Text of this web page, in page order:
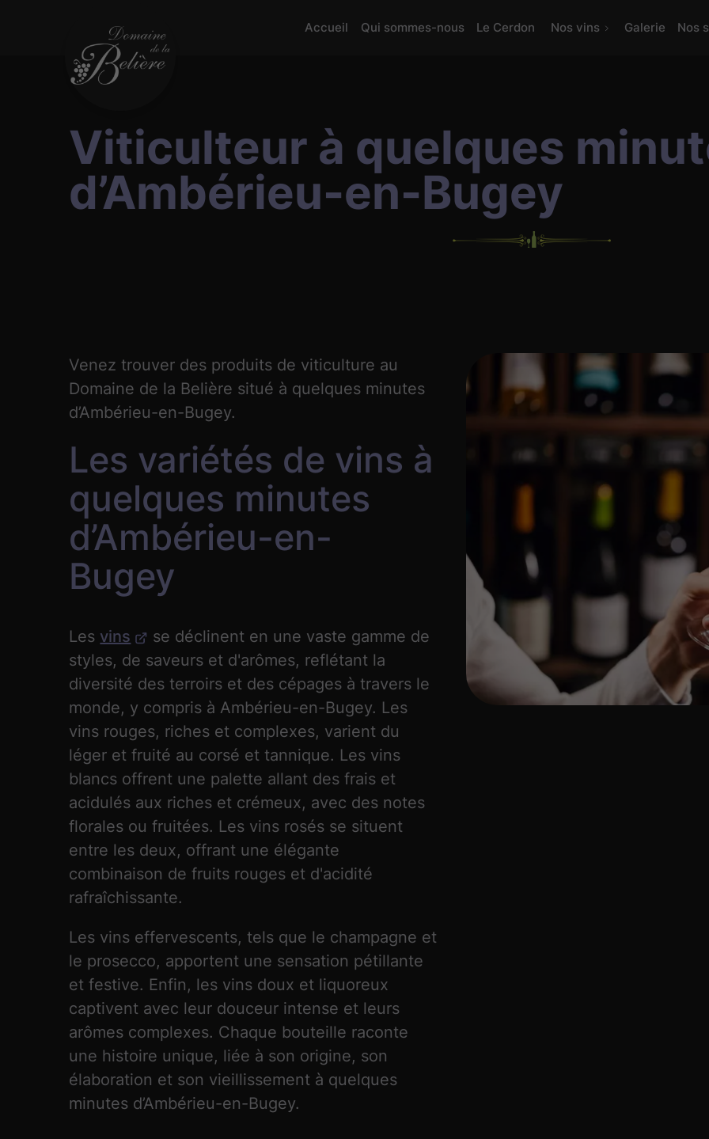
Accueil Qui sommes-nous Le Cerdon Nos vins Galerie Nos
Viticulteur à quelques
d’Ambérieu-en-Bugey
Venez trouver des produits de viticulture au
Domaine de la Belière situé à quelques minutes
d’Ambérieu-en-Bugey.
Les variétés de vins à
quelques minutes
d’Ambérieu-en-
Bugey
Les vins
se déclinent en une vaste gamme de
styles, de saveurs et d'arômes, reflétant la
diversité des terroirs et des cépages à travers le
monde, y compris à Ambérieu-en-Bugey. Les
vins rouges, riches et complexes, varient du
léger et fruité au corsé et tannique. Les vins
blancs offrent une palette allant des frais et
acidulés aux riches et crémeux, avec des notes
florales ou fruitées. Les vins rosés se situent
entre les deux, offrant une élégante
combinaison de fruits rouges et d'acidité
rafraîchissante.
Les vins effervescents, tels que le champagne et
le prosecco, apportent une sensation pétillante
et festive. Enfin, les vins doux et liquoreux
captivent avec leur douceur intense et leurs
arômes complexes. Chaque bouteille raconte
une histoire unique, liée à son origine, son
élaboration et son vieillissement à quelques
minutes d’Ambérieu-en-Bugey.